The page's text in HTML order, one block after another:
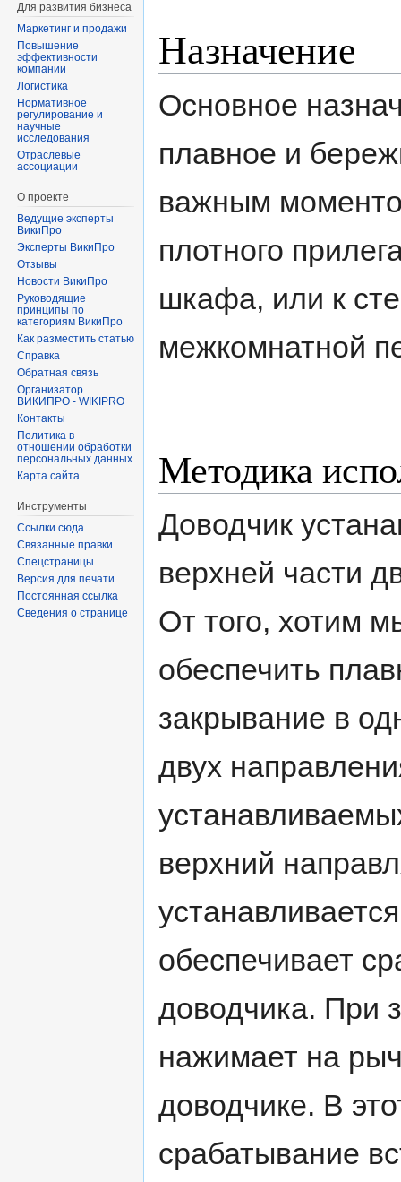
Назначение
Основное
плавное и
важным
плотного
шкафа, или к
межкомнатной
Методика
Доводчик
верхней части
От того, хотим
обеспечить
закрывание в
двух
верхний
обеспечивает
доводчика. При
нажимает на
доводчике. В
срабатывание
Для развития бизнеса
Маркетинг и продажи
Повышение
эффективности
компании
Логистика
Нормативное
регулирование и
научные
исследования
Отраслевые
ассоциации
О проекте
Ведущие эксперты
ВикиПро
Эксперты ВикиПро
Отзывы
Новости ВикиПро
Руководящие
принципы по
категориям ВикиПро
Как разместить статью
Справка
Обратная связь
Организатор
ВИКИПРО - WIKIPRO
Контакты
Политика в
отношении обработки
персональных данных
Карта сайта
Инструменты
Ссылки сюда
Связанные правки
Спецстраницы
Версия для печати
Постоянная ссылка
Сведения о странице